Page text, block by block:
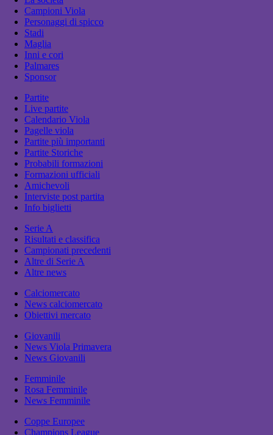
Campioni Viola
Personaggi di spicco
Stadi
Maglia
Inni e cori
Palmares
Sponsor
Partite
Live partite
Calendario Viola
Pagelle viola
Partite più importanti
Partite Storiche
Probabili formazioni
Formazioni ufficiali
Amichevoli
Interviste post partita
Info biglietti
Serie A
Risultati e classifica
Campionati precedenti
Altre di Serie A
Altre news
Calciomercato
News calciomercato
Obiettivi mercato
Giovanili
News Viola Primavera
News Giovanili
Femminile
Rosa Femminile
News Femminile
Coppe Europee
Champions League